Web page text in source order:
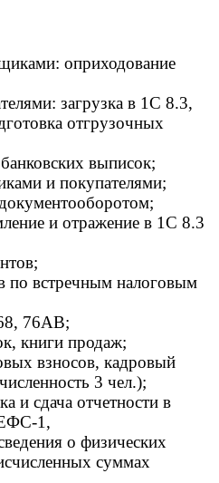
оприходование
загрузка в 1С 8.3,
отгрузочных
выписок;
и покупателями;
и отражение в 1С 8.3
по встречным налоговым
76АВ;
книги продаж;
взносов, кадровый
3 чел.);
и сдача отчетности в
1,
о физических
суммах